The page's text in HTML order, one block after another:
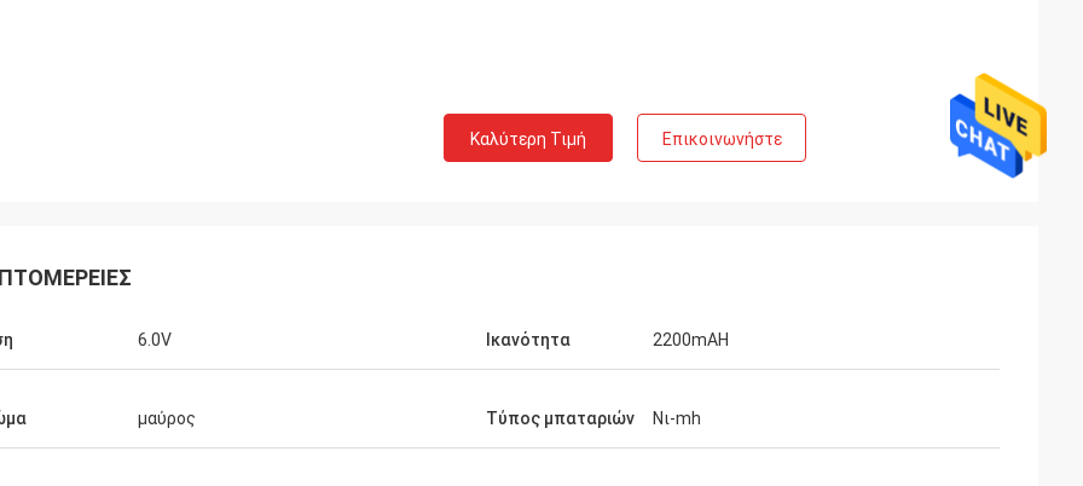
Καλύτερη Τιμή Επικοινωνήστε
6.0V Ικανότητα 2200mAH
μαύρος Τύπος μπαταριών Νι-mh